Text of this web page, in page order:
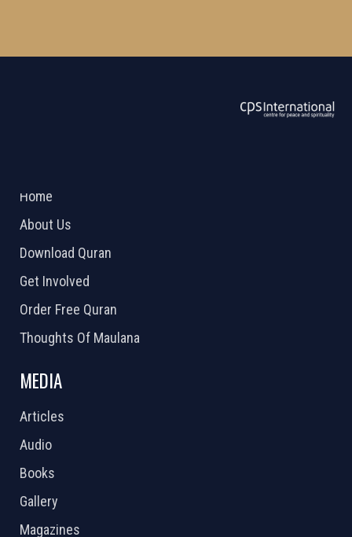
Home
About Us
Download Quran
Get Involved
Order Free Quran
Thoughts Of Maulana
MEDIA
Articles
Audio
Books
Gallery
Magazines